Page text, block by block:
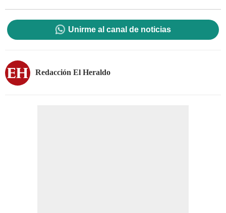
Unirme al canal de noticias
Redacción El Heraldo